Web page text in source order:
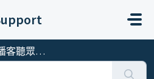
眾分析？